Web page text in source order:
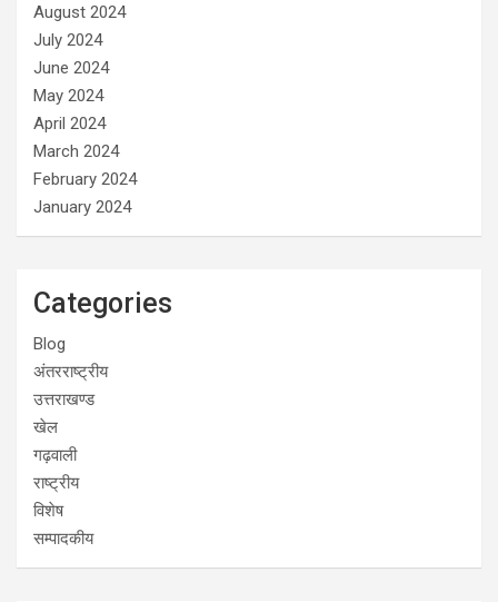
August 2024
July 2024
June 2024
May 2024
April 2024
March 2024
February 2024
January 2024
Categories
Blog
अंतरराष्ट्रीय
उत्तराखण्ड
खेल
गढ़वाली
राष्ट्रीय
विशेष
सम्पादकीय